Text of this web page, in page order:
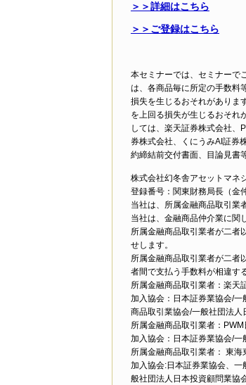
＞＞詳細はこちら
＞＞ご登録はこちら
本セミナーでは、セミナーで
は、各商品毎に所定の手数料
損失を生じるおそれがありま
を上回る損失が生じるおそれ
しては、楽天証券株式会社、
券株式会社、くにうみAI証券
約締結前交付書面、目論見書
株式会社幻冬舎アセットマネ
登録番号：関東財務局長（金
当社は、所属金融商品取引業
当社は、金融商品仲介業に関
所属金融商品取引業者が二者
せします。
所属金融商品取引業者が二者
者間で支払う手数料が相違す
所属金融商品取引業者：楽天
加入協会：日本証券業協会/
商品取引業協会/一般社団法人
所属金融商品取引業者：
加入協会：日本証券業協会/
所属金融商品取引業者： 東
加入協会:日本証券業協会、
般社団法人日本投資顧問業協